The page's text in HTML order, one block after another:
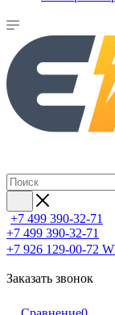
+7 499 390-32-71
+7 499 390-32-71
+7 926 129-00-72
Заказать звонок